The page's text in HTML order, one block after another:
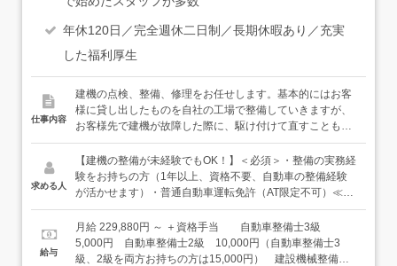
年休120日／完全週休二日制／長期休暇あり／充実
した福利厚生
仕事内容
建機の点検、整備、修理をお任せします。基本的にはお客
様に貸し出したものを自社の工場で整備していきますが、
お客様先で建機が故障した際に、駆け付けて直すこともあ
ります。◆◇ワクワクする毎日！取り扱う機械の種類は
400種2万台◇◆油圧ショベル、解体機、ブルドーザー、キ
ャリアダンプ、ユニックなどの車両、道路用機械、コンプ
レッサー、発電機、草刈機など…これらはごく一部にすぎ
搭乗式掃除機など、珍しい機械もたくさんあります。入社
後は、当社の数ある商品についてまずは知識をつけていき
ましょう。1台20tもある建機ですから、操作から学んでい
求める人
【建機の整備が未経験でもOK！】＜必須＞・整備の実務経
験をお持ちの方（1年以上、資格不要、自動車の整備経験
が活かせます）・普通自動車運転免許（AT限定不可）≪以
下のような方は大歓迎です！≫・建機に興味関心がある方
★自動車や建機の整備経験はないが、工具を使った点検・
整備業務を行ったことがあるという方も対象です。お気軽
にご相談ください。
給与
月給 229,880円 ～ ＋資格手当 自動車整備士3級
5,000円 自動車整備士2級 10,000円（自動車整備士3
級、2級を両方お持ちの方は15,000円） 建設機械整備士1